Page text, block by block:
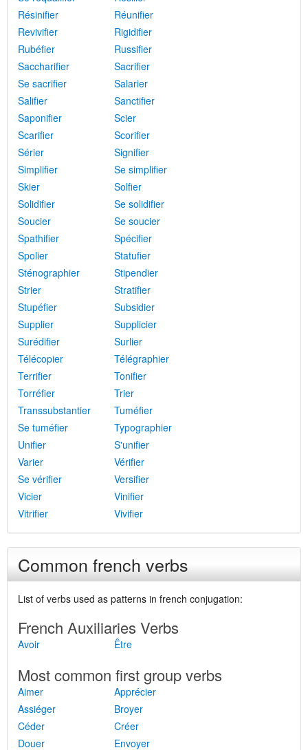
Résinifier
Réunifier
Revivifier
Rigidifier
Rubéfier
Russifier
Saccharifier
Sacrifier
Se sacrifier
Salarier
Salifier
Sanctifier
Saponifier
Scier
Scarifier
Scorifier
Sérier
Signifier
Simplifier
Se simplifier
Skier
Solfier
Solidifier
Se solidifier
Soucier
Se soucier
Spathifier
Spécifier
Spolier
Statufier
Sténographier
Stipendier
Strier
Stratifier
Stupéfier
Subsidier
Supplier
Supplicier
Surédifier
Surlier
Télécopier
Télégraphier
Terrifier
Tonifier
Torréfier
Trier
Transsubstantier
Tuméfier
Se tuméfier
Typographier
Unifier
S'unifier
Varier
Vérifier
Se vérifier
Versifier
Vicier
Vinifier
Vitrifier
Vivifier
Common french verbs
List of verbs used as patterns in french conjugation:
French Auxiliaries Verbs
Avoir Être
Most common first group verbs
Aimer
Apprécier
Assiéger
Broyer
Céder
Créer
Douer
Envoyer